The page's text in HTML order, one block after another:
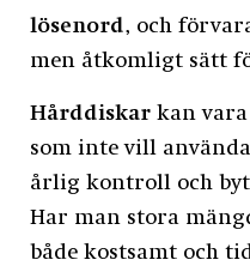
lösenord, och
men åtkomligt sätt
Hårddiskar kan
som inte vill
årlig kontroll och
Har man stora
både kostsamt och